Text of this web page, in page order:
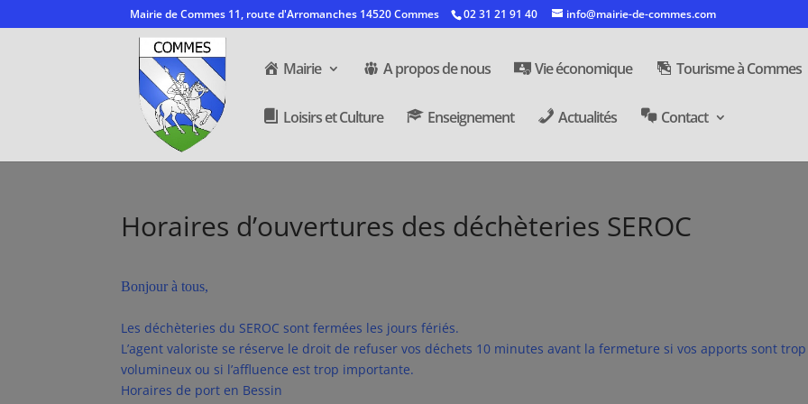
Mairie de Commes 11, route d'Arromanches 14520 Commes 02 31 21 91 40 info@mairie-de-commes.com
Mairie A propos de nous Vie économique Tourisme à Commes
Loisirs et Culture Enseignement Actualités Contact
Horaires d’ouvertures des déchèteries SEROC
Bonjour à tous,
Les déchèteries du SEROC sont fermées les jours fériés.
L’agent valoriste se réserve le droit de refuser vos déchets 10 minutes avant la fermeture si vos apports sont trop
volumineux ou si l’affluence est trop importante.
Horaires de port en Bessin